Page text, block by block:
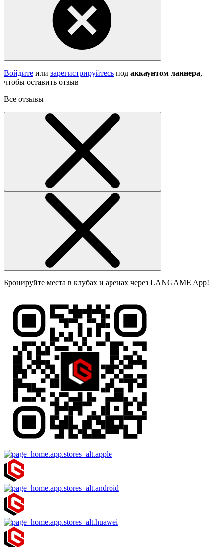
Войдите или зарегистрируйтесь под аккаунтом ланнера,
чтобы оставить отзыв
Все отзывы
Бронируйте места в клубах и аренах через LANGAME App!